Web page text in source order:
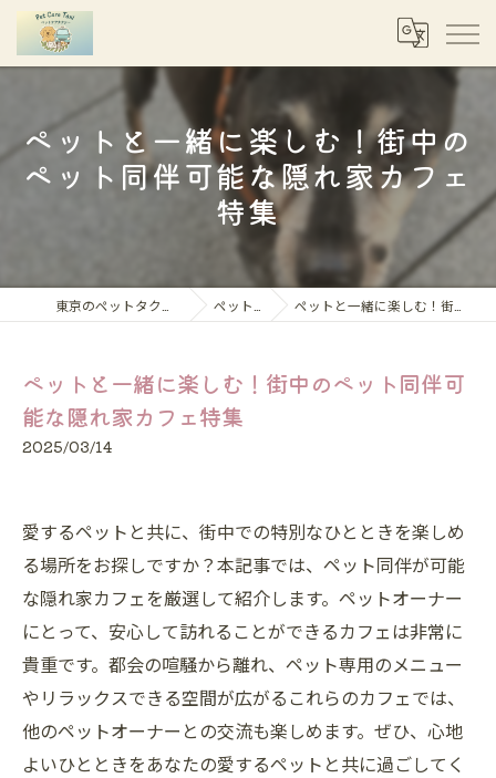
ペットと一緒に楽しむ！街中の
ペット同伴可能な隠れ家カフェ
特集
ペット移動コラム ペットと一緒に楽しむ！街中のペット同伴可能な隠れ家カフェ特集
ペットと一緒に楽しむ！街中のペット同伴可
能な隠れ家カフェ特集
2025/03/14
愛するペットと共に、街中での特別なひとときを楽しめ
る場所をお探しですか？本記事では、ペット同伴が可能
な隠れ家カフェを厳選して紹介します。ペットオーナー
にとって、安心して訪れることができるカフェは非常に
貴重です。都会の喧騒から離れ、ペット専用のメニュー
やリラックスできる空間が広がるこれらのカフェでは、
他のペットオーナーとの交流も楽しめます。ぜひ、心地
よいひとときをあなたの愛するペットと共に過ごしてく